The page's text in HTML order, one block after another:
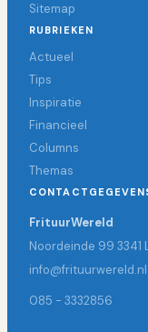
Sitemap
RUBRIEKEN
Actueel
Tips
Inspiratie
Financieel
Columns
Themas
FrituurWereld
Noordeinde 99 3341
info@frituurwereld.nl
085 - 3332856